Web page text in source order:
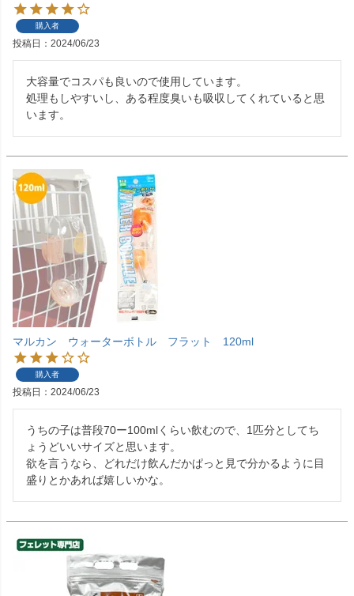
購入者
投稿日 2024/06/23
大容量でコスパも良いので使用しています。
処理もしやすいし、ある程度臭いも吸収してくれていると思
います。
マルカン ウォーターボトル フラット 120ml
購入者
投稿日 2024/06/23
うちの子は普段70ー100mlくらい飲むので、1匹分としてち
ょうどいいサイズと思います。
欲を言うなら、どれだけ飲んだかぱっと見で分かるように目
盛りとかあれば嬉しいかな。